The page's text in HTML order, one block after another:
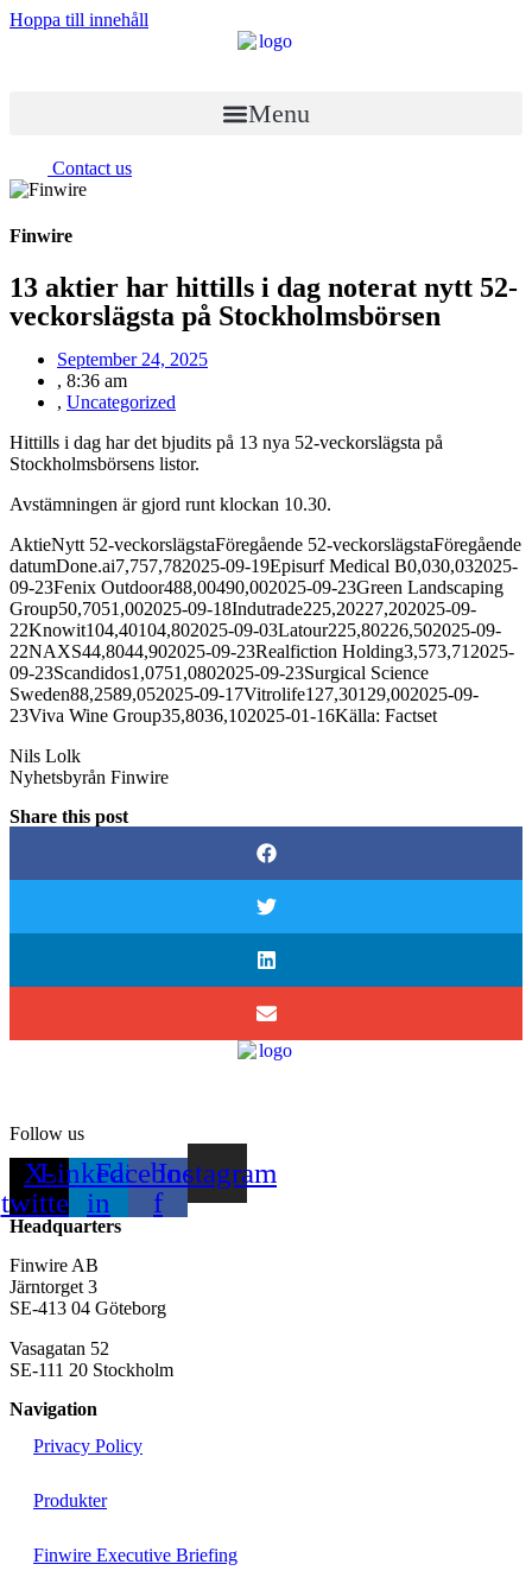
Hoppa till innehåll
Menu
Contact us
Finwire
13 aktier har hittills i dag noterat nytt 52-
veckorslägsta på Stockholmsbörsen
September 24, 2025
, 8:36 am
, Uncategorized
Hittills i dag har det bjudits på 13 nya 52-veckorslägsta på
Stockholmsbörsens listor.
Avstämningen är gjord runt klockan 10.30.
AktieNytt 52-veckorslägstaFöregående 52-veckorslägstaFöregående
datumDone.ai7,757,782025-09-19Episurf Medical B0,030,032025-
09-23Fenix Outdoor488,00490,002025-09-23Green Landscaping
Group50,7051,002025-09-18Indutrade225,20227,202025-09-
22Knowit104,40104,802025-09-03Latour225,80226,502025-09-
22NAXS44,8044,902025-09-23Realfiction Holding3,573,712025-
09-23Scandidos1,0751,0802025-09-23Surgical Science
Sweden88,2589,052025-09-17Vitrolife127,30129,002025-09-
23Viva Wine Group35,8036,102025-01-16Källa: Factset
Nils Lolk
Nyhetsbyrån Finwire
Share this post
Follow us
X-
twitter
Linkedin-
in
Facebook-
f
Instagram
Headquarters
Finwire AB
Järntorget 3
SE-413 04 Göteborg
Vasagatan 52
SE-111 20 Stockholm
Navigation
Privacy Policy
Produkter
Finwire Executive Briefing